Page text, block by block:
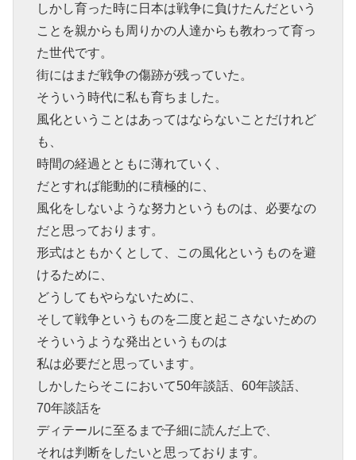
しかし育った時に日本は戦争に負けたんだという
ことを親からも周りかの人達からも教わって育っ
た世代です。
街にはまだ戦争の傷跡が残っていた。
そういう時代に私も育ちました。
風化ということはあってはならないことだけれど
も、
時間の経過とともに薄れていく、
だとすれば能動的に積極的に、
風化をしないような努力というものは、必要なの
だと思っております。
形式はともかくとして、この風化というものを避
けるために、
どうしてもやらないために、
そして戦争というものを二度と起こさないための
そういうような発出というものは
私は必要だと思っています。
しかしたらそこにおいて50年談話、60年談話、
70年談話を
ディテールに至るまで子細に読んだ上で、
それは判断をしたいと思っております。